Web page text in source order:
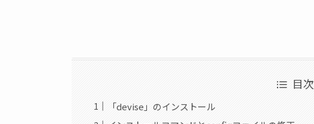
目次
「devise」のインストール